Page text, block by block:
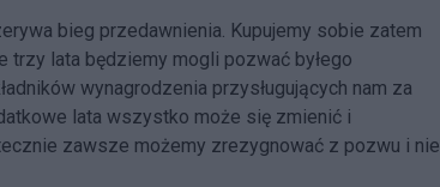
bieg przedawnienia. Kupujemy sobie zatem
trzy lata będziemy mogli pozwać byłego
wynagrodzenia przysługujących nam za
lata wszystko może się zmienić i
zawsze możemy zrezygnować z pozwu i nie